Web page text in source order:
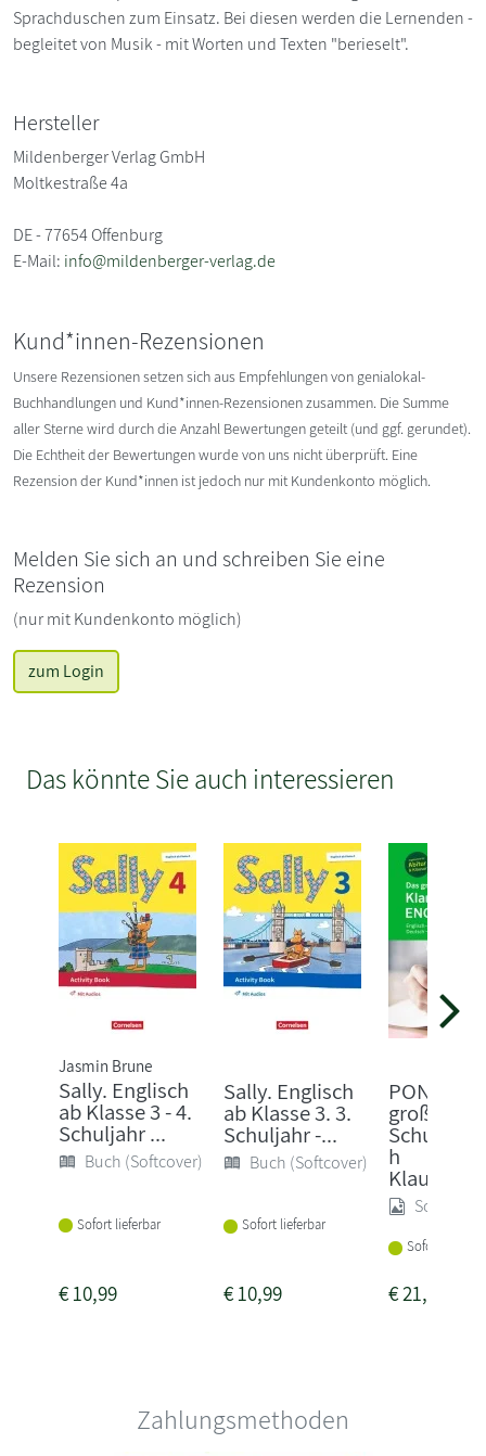
Sprachduschen zum Einsatz. Bei diesen werden die Lernenden -
begleitet von Musik - mit Worten und Texten "berieselt".
Hersteller
Mildenberger Verlag GmbH
Moltkestraße 4a
DE - 77654 Offenburg
E-Mail: info@mildenberger-verlag.de
Kund*innen-Rezensionen
Unsere Rezensionen setzen sich aus Empfehlungen von genialokal-
Buchhandlungen und Kund*innen-Rezensionen zusammen. Die Summe
aller Sterne wird durch die Anzahl Bewertungen geteilt (und ggf. gerundet).
Die Echtheit der Bewertungen wurde von uns nicht überprüft. Eine
Rezension der Kund*innen ist jedoch nur mit Kundenkonto möglich.
Melden Sie sich an und schreiben Sie eine
Rezension
(nur mit Kundenkonto möglich)
zum Login
Das könnte Sie auch interessieren
Jasmin Brune
Sally. Englisch
ab Klasse 3 - 4.
Schuljahr ...
Buch (Softcover)
Sofort lieferbar
€10,99
Sally. Englisch
ab Klasse 3. 3.
Schuljahr -...
Buch (Softcover)
Sofort lieferbar
€10,99
PONS Das
große
h
Sonstige
Sofort
€21,95
Zahlungsmethoden